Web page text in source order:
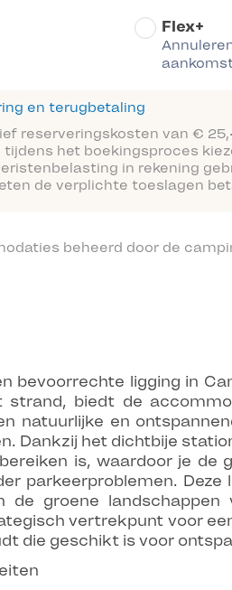
Flex+
en terugbetaling
reserveringskosten van €
het boekingsproces
in rekening
de verplichte toeslagen
beheerd door de
bevoorrechte ligging in
strand, biedt de
natuurlijke en
Dankzij het dichtbije
is, waardoor je
parkeerproblemen.
de groene
vertrekpunt voor
die geschikt is voor